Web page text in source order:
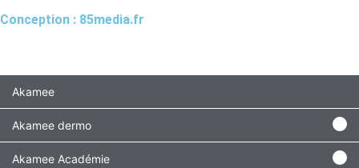
Conception : 85media.fr
Akamee
Akamee dermo
Akamee Académie